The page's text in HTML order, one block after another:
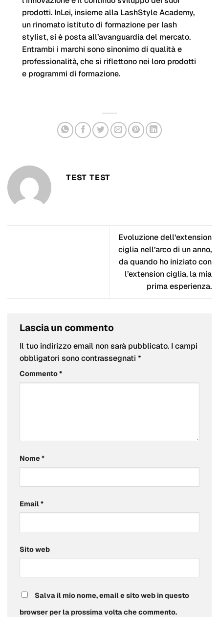
prodotti. InLei, insieme alla LashStyle Academy,
un rinomato istituto di formazione per lash
stylist, si è posta all’avanguardia del mercato.
Entrambi i marchi sono sinonimo di qualità e
professionalità, che si riflettono nei loro prodotti
e programmi di formazione.
TEST TEST
Evoluzione dell’extension
ciglia nell’arco di un anno,
da quando ho iniziato con
l’extension ciglia, la mia
prima esperienza.
Lascia un commento
Il tuo indirizzo email non sarà pubblicato. I campi
obbligatori sono contrassegnati *
Commento*
Nome*
Email*
Sito web
Salva il mio nome, email e sito web in questo
browser per la prossima volta che commento.